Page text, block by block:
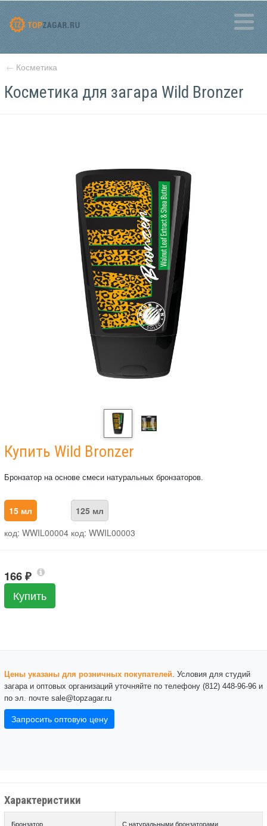
← Косметика
Косметика для загара Wild Bronzer
Купить Wild Bronzer
Бронзатор на основе смеси натуральных бронзаторов.
15 мл
код: WWIL00004
125 мл
код: WWIL00003
166 ₽
Купить
Цены указаны для розничных покупателей . Условия для студий
загара и оптовых организаций уточняйте по телефону (812) 448-96-96 и
по эл. почте sale@topzagar.ru
Запросить оптовую цену
Характеристики
Бронзатор
С натуральными бронзаторами